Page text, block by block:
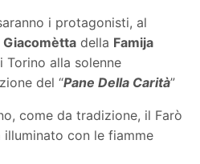
i protagonisti, al
Giacomètta della Famija
Torino alla solenne
del “Pane Della Carità”
come da tradizione, il Farò
illuminato con le fiamme